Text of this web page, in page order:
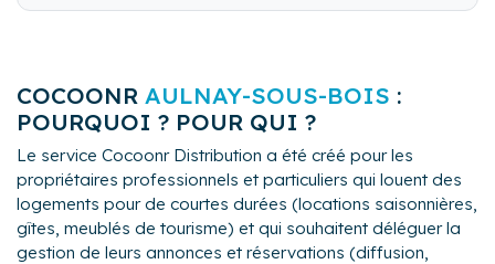
location de matériel a la demande (lit bébé, fer à
COCOONR AULNAY-SOUS-BOIS :
POURQUOI ? POUR QUI ?
Le service Cocoonr Distribution a été créé pour les
propriétaires professionnels et particuliers qui louent des
logements pour de courtes durées (locations saisonnières,
gîtes, meublés de tourisme) et qui souhaitent déléguer la
gestion de leurs annonces et réservations (diffusion,